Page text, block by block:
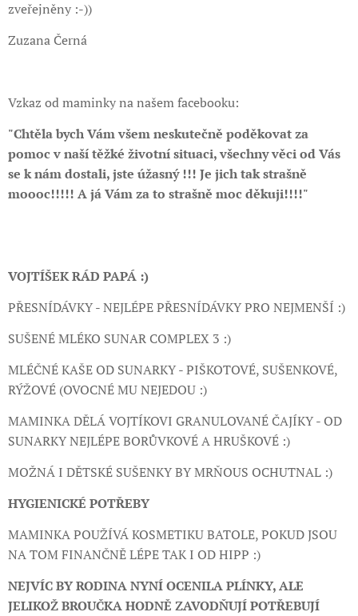
zveřejněny :-))
Zuzana Černá
Vzkaz od maminky na našem facebooku:
"Chtěla bych Vám všem neskutečně poděkovat za
pomoc v naší těžké životní situaci, všechny věci od Vás
se k nám dostali, jste úžasný !!! Je jich tak strašně
moooc!!!!! A já Vám za to strašně moc děkuji!!!!"
VOJTÍŠEK RÁD PAPÁ :)
PŘESNÍDÁVKY - NEJLÉPE PŘESNÍDÁVKY PRO NEJMENŠÍ :)
SUŠENÉ MLÉKO SUNAR COMPLEX 3 :)
MLÉČNÉ KAŠE OD SUNARKY - PIŠKOTOVÉ, SUŠENKOVÉ,
RÝŽOVÉ (OVOCNÉ MU NEJEDOU :)
MAMINKA DĚLÁ VOJTÍKOVI GRANULOVANÉ ČAJÍKY - OD
SUNARKY NEJLÉPE BORŮVKOVÉ A HRUŠKOVÉ :)
MOŽNÁ I DĚTSKÉ SUŠENKY BY MRŇOUS OCHUTNAL :)
HYGIENICKÉ POTŘEBY
MAMINKA POUŽÍVÁ KOSMETIKU BATOLE, POKUD JSOU
NA TOM FINANČNĚ LÉPE TAK I OD HIPP :)
NEJVÍC BY RODINA NYNÍ OCENILA PLÍNKY, ALE
JELIKOŽ BROUČKA HODNĚ ZAVODŇUJÍ POTŘEBUJÍ